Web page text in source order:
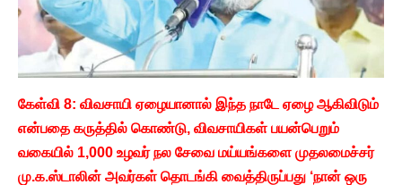
கேள்வி 8: விவசாயி ஏழையானால் இந்த நாடே ஏழை ஆகிவிடும்
என்பதை கருத்தில் கொண்டு, விவசாயிகள் பயன்பெறும்
வகையில் 1,000 உழவர் நல சேவை மய்யங்களை முதலமைச்சர்
மு.க.ஸ்டாலின் அவர்கள் தொடங்கி வைத்திருப்பது ‘நான் ஒரு